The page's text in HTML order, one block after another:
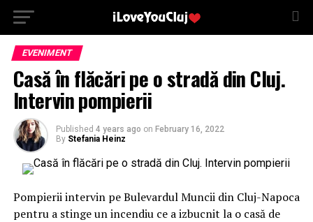
EVENIMENT
Casă în flăcări pe o stradă din Cluj.
Intervin pompierii
Published 4 years ago on February 16, 2022
By Stefania Heinz
Pompierii intervin pe Bulevardul Muncii din Cluj-Napoca
pentru a stinge un incendiu ce a izbucnit la o casă de